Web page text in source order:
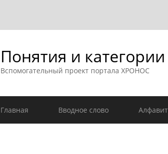
Понятия и категории
Вспомогательный проект портала ХРОНОС
Главная Вводное слово